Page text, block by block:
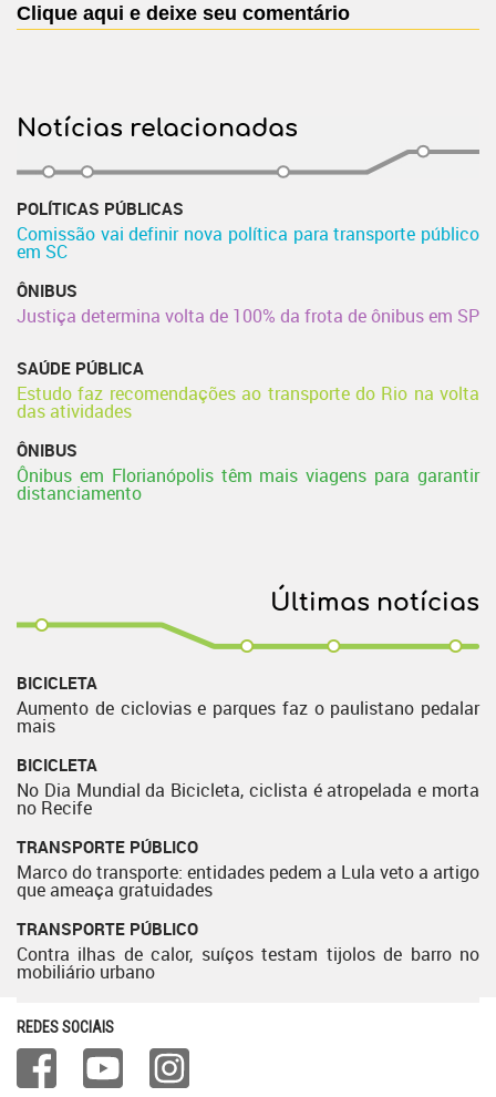
Clique aqui e deixe seu comentário
Notícias relacionadas
POLÍTICAS PÚBLICAS
Comissão vai definir nova política para transporte público
em SC
ÔNIBUS
Justiça determina volta de 100% da frota de ônibus em SP
SAÚDE PÚBLICA
Estudo faz recomendações ao transporte do Rio na volta
das atividades
ÔNIBUS
Ônibus em Florianópolis têm mais viagens para garantir
distanciamento
Últimas notícias
BICICLETA
Aumento de ciclovias e parques faz o paulistano pedalar
mais
BICICLETA
No Dia Mundial da Bicicleta, ciclista é atropelada e morta
no Recife
TRANSPORTE PÚBLICO
Marco do transporte: entidades pedem a Lula veto a artigo
que ameaça gratuidades
TRANSPORTE PÚBLICO
Contra ilhas de calor, suíços testam tijolos de barro no
mobiliário urbano
REDES SOCIAIS